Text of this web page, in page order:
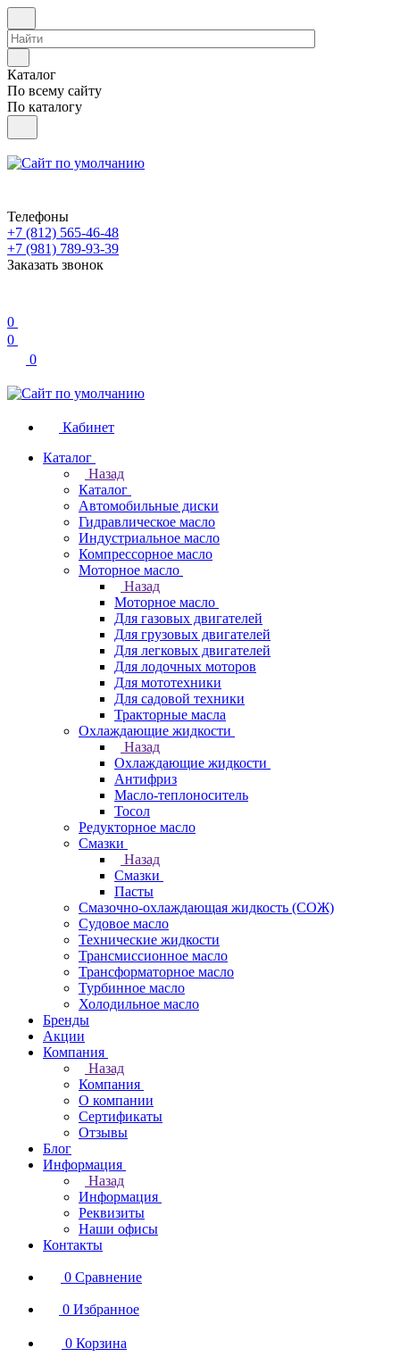
Каталог
По всему сайту
По каталогу
Телефоны
+7 (812) 565-46-48
+7 (981) 789-93-39
Заказать звонок
0
0
0
Кабинет
Каталог
Назад
Каталог
Автомобильные диски
Гидравлическое масло
Индустриальное масло
Компрессорное масло
Моторное масло
Назад
Моторное масло
Для газовых двигателей
Для грузовых двигателей
Для легковых двигателей
Для лодочных моторов
Для мототехники
Для садовой техники
Тракторные масла
Охлаждающие жидкости
Назад
Охлаждающие жидкости
Антифриз
Масло-теплоноситель
Тосол
Редукторное масло
Смазки
Назад
Смазки
Пасты
Смазочно-охлаждающая жидкость (СОЖ)
Судовое масло
Технические жидкости
Трансмиссионное масло
Трансформаторное масло
Турбинное масло
Холодильное масло
Бренды
Акции
Компания
Назад
Компания
О компании
Сертификаты
Отзывы
Блог
Информация
Назад
Информация
Реквизиты
Наши офисы
Контакты
0 Сравнение
0 Избранное
0 Корзина